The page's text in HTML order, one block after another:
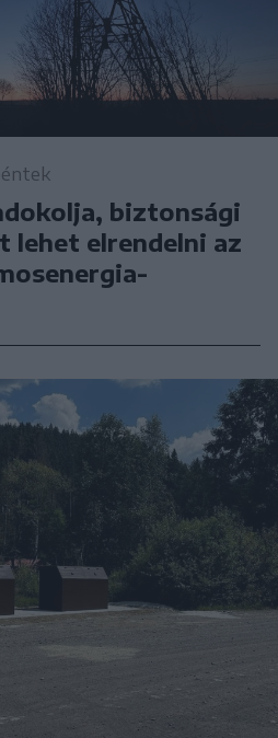
biztonsági
lehet elrendelni az